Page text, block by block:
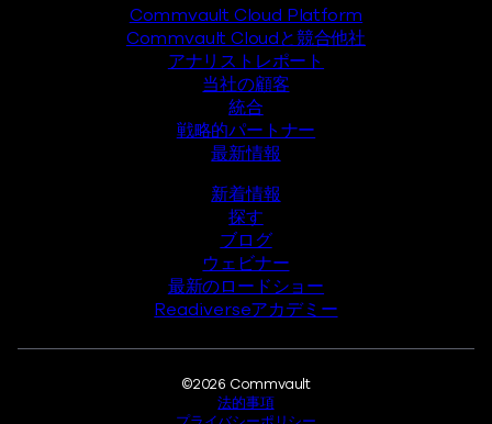
Commvault Cloud Platform
Commvault Cloudと競合他社
アナリストレポート
当社の顧客
統合
戦略的パートナー
最新情報
新着情報
探す
ブログ
ウェビナー
最新のロードショー
Readiverseアカデミー
©2026 Commvault
法的事項